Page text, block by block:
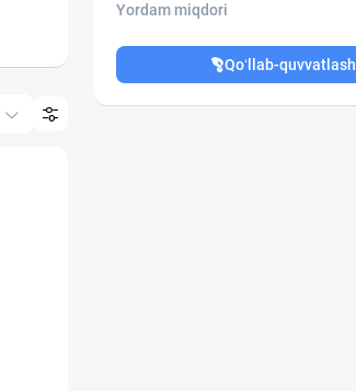
Yordam miqdori
Qo‘llab-quvvatlash